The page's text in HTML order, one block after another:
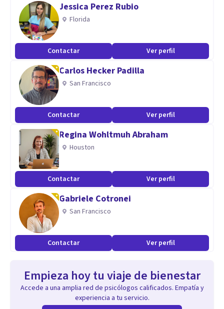
Jessica Perez Rubio
Florida
Contactar Ver perfil
Carlos Hecker Padilla
San Francisco
Contactar Ver perfil
Regina Wohltmuh Abraham
Houston
Contactar Ver perfil
Gabriele Cotronei
San Francisco
Contactar Ver perfil
Empieza hoy tu viaje de bienestar
Accede a una amplia red de psicólogos calificados. Empatía y
experiencia a tu servicio.